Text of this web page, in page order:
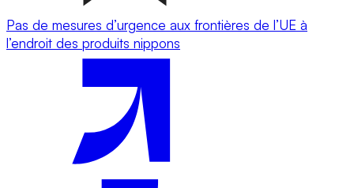
Pas de mesures d’urgence aux frontières de l’UE à
l’endroit des produits nippons